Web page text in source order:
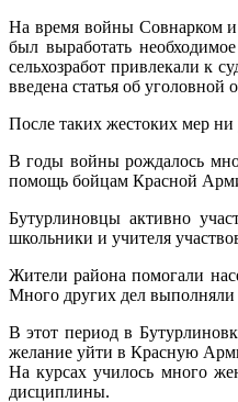
На время войны Совнарком
был выработать
сельхозработ привлекали к
введена статья об уголовной
После таких жестоких мер
В годы войны рождалось
помощь бойцам Красной
Бутурлиновцы активно
школьники и учителя
Жители района помогали
Много других дел
В этот период в
желание уйти в Красную
На курсах училось много
дисциплины.